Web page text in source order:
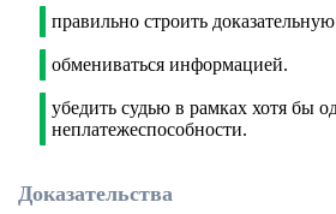
правильно строить доказательную
обмениваться информацией.
убедить судью в рамках хотя бы
неплатежеспособности.
Доказательства